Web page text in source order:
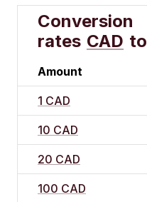
Conversion
rates CAD to
Amount
1 CAD
10 CAD
20 CAD
100 CAD